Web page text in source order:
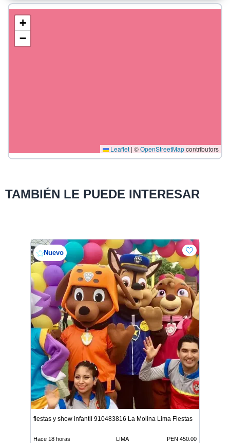
+
−
Leaflet | ©OpenStreetMapcontributors
TAMBIÉN LE PUEDE INTERESAR
Nuevo
fiestas y show infantil 910483816 La Molina Lima Fiestas
Hace 18 horas LIMA PEN 450.00